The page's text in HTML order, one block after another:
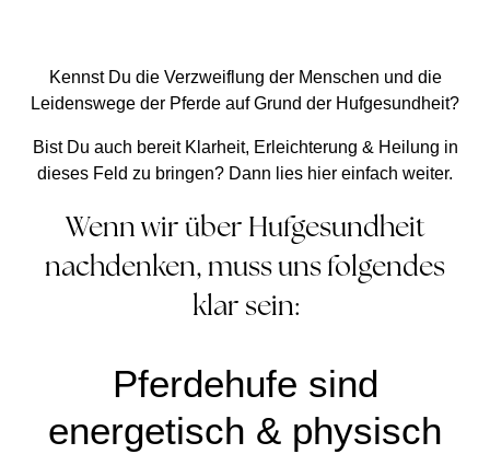
Kennst Du die Verzweiflung der Menschen und die
Leidenswege der Pferde auf Grund der Hufgesundheit?
Bist Du auch bereit Klarheit, Erleichterung & Heilung in
dieses Feld zu bringen? Dann lies hier einfach weiter.
Wenn wir über Hufgesundheit
nachdenken, muss uns folgendes
klar sein:
Pferdehufe sind
energetisch & physisch